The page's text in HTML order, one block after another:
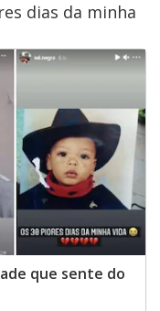
dias da minha
que sente do